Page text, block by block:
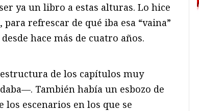
ya un libro a estas alturas. Lo hice
refrescar de qué iba esa “vaina”
hace más de cuatro años.
de los capítulos muy
También había un esbozo de
los escenarios en los que se